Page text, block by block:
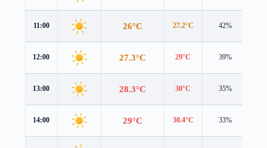
11:00 26°C 27.2°C 42%
12:00 27.3°C 29°C 39%
13:00 28.3°C 30°C 35%
14:00 29°C 30.4°C 33%